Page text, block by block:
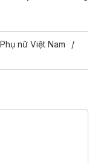
nữ Việt Nam